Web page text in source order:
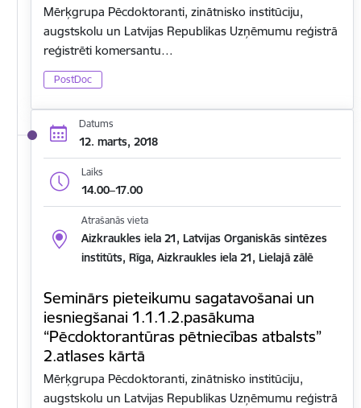
Mērķgrupa Pēcdoktoranti, zinātnisko institūciju,
augstskolu un Latvijas Republikas Uzņēmumu reģistrā
reģistrēti komersantu…
PostDoc
Datums
12. marts, 2018
Laiks
14.00–17.00
Atrašanās vieta
Aizkraukles iela 21, Latvijas Organiskās sintēzes
institūts, Rīga, Aizkraukles iela 21, Lielajā zālē
Seminārs pieteikumu sagatavošanai un
iesniegšanai 1.1.1.2.pasākuma
“Pēcdoktorantūras pētniecības atbalsts”
2.atlases kārtā
Mērķgrupa Pēcdoktoranti, zinātnisko institūciju,
augstskolu un Latvijas Republikas Uzņēmumu reģistrā